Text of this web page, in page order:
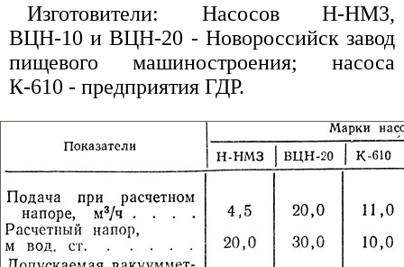
Изготовители: Насосов Н-НМ3,
ВЦН-10 и ВЦН-20 - Новороссийск завод
пищевого машиностроения; насоса
К-610 - предприятия ГДР.